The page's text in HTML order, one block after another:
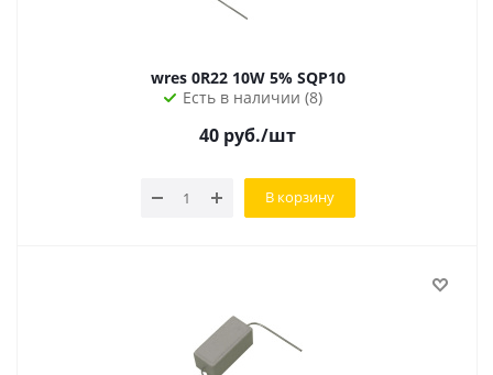
wres 0R22 10W 5% SQP10
Есть в наличии (8)
40 руб./шт
В корзину